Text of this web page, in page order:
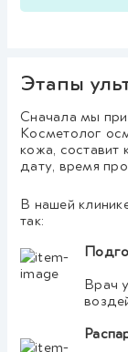
Этапы
Сначала мы
Косметолог
кожа, составит
дату, время
В нашей
так:
Врач